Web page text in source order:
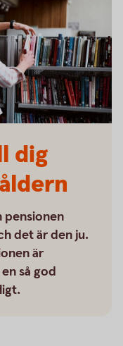
dig
pensionen
det är den ju.
är
så god